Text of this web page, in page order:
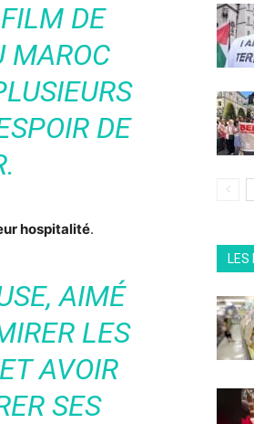
DE
MAROC
DE
hospitalité.
AIMÉ
LES
AVOIR
SES
LES